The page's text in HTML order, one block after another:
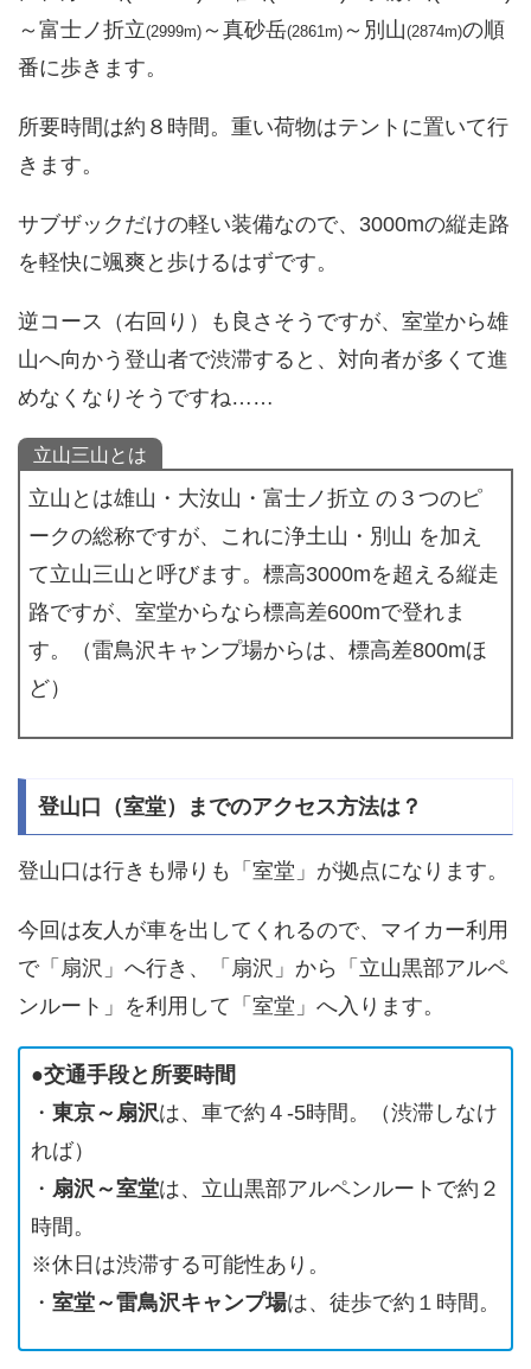
～富士ノ折立(2999m) ～真砂岳(2861m) ～別山(2874m)の順
番に歩きます。
所要時間は約８時間。重い荷物はテントに置いて行
きます。
サブザックだけの軽い装備なので、3000mの縦走路
を軽快に颯爽と歩けるはずです。
逆コース（右回り）も良さそうですが、室堂から雄
山へ向かう登山者で渋滞すると、対向者が多くて進
めなくなりそうですね……
立山三山とは
立山とは雄山・大汝山・富士ノ折立 の３つのピ
ークの総称ですが、これに浄土山・別山 を加え
て立山三山と呼びます。標高3000mを超える縦走
路ですが、室堂からなら標高差600mで登れま
す。（雷鳥沢キャンプ場からは、標高差800mほ
ど）
登山口（室堂）までのアクセス方法は？
登山口は行きも帰りも「室堂」が拠点になります。
今回は友人が車を出してくれるので、マイカー利用
で「扇沢」へ行き、「扇沢」から「立山黒部アルペ
ンルート」を利用して「室堂」へ入ります。
●交通手段と所要時間
・ 東京～扇沢は、車で約４-5時間。（渋滞しなけ
れば）
・ 扇沢～室堂は、立山黒部アルペンルートで約２
時間。
※休日は渋滞する可能性あり。
・ 室堂～雷鳥沢キャンプ場は、徒歩で約１時間。